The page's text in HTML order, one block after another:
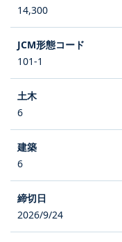
14,300
101-1
6
6
2026/9/24